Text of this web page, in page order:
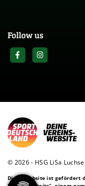
Follow us
© 2026 - HSG LiSa
Diese Website ist gefördert